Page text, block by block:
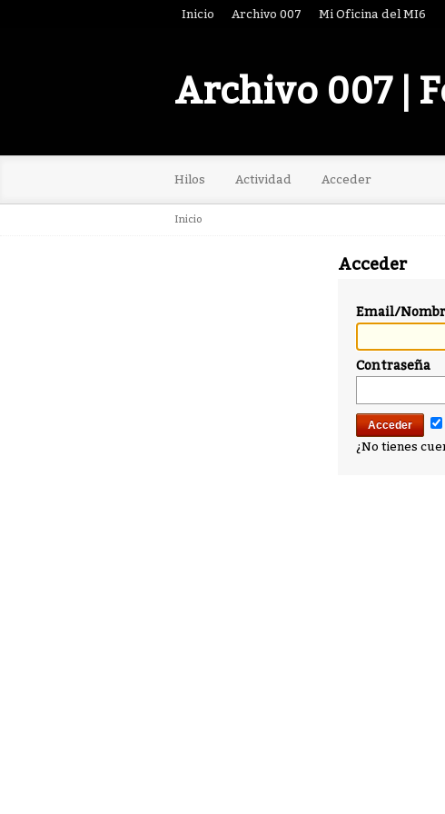
Inicio Archivo 007 Mi Oficina del MI6
Archivo 007 |
Hilos Actividad Acceder
Inicio
Acceder
Email/
Contraseña
¿No tienes